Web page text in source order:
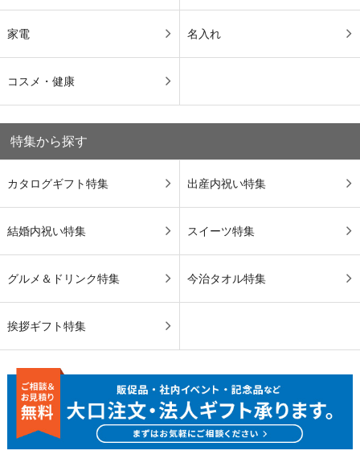
家電 名入れ
コスメ・健康
特集から探す
カタログギフト特集 出産内祝い特集
結婚内祝い特集 スイーツ特集
グルメ＆ドリンク特集 今治タオル特集
挨拶ギフト特集